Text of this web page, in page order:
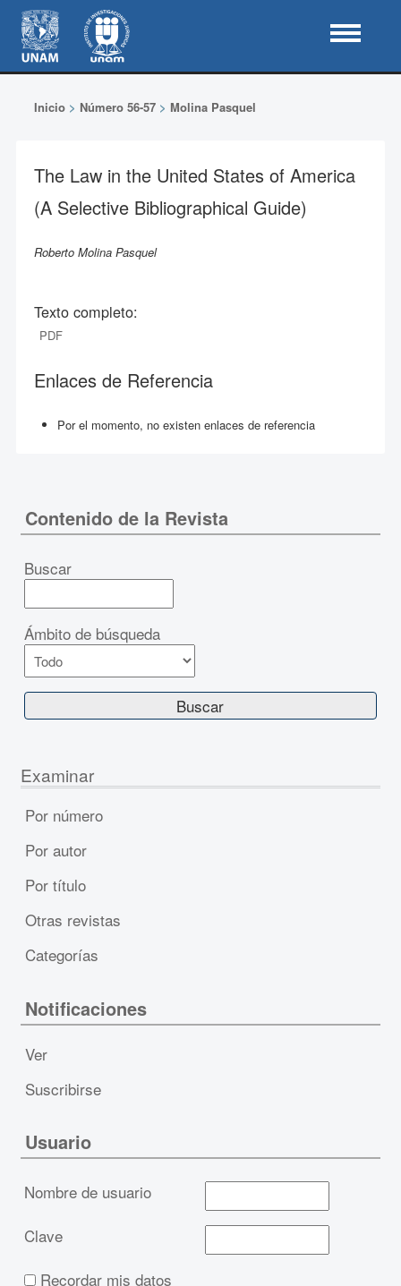
Inicio> Número 56-57> Molina Pasquel
The Law in the United States of America
(A Selective Bibliographical Guide)
Roberto Molina Pasquel
Texto completo:
PDF
Enlaces de Referencia
Por el momento, no existen enlaces de referencia
Contenido de la Revista
Buscar
Ámbito de búsqueda
Examinar
Por número
Por autor
Por título
Otras revistas
Categorías
Notificaciones
Ver
Suscribirse
Usuario
Nombre de usuario
Clave
Recordar mis datos